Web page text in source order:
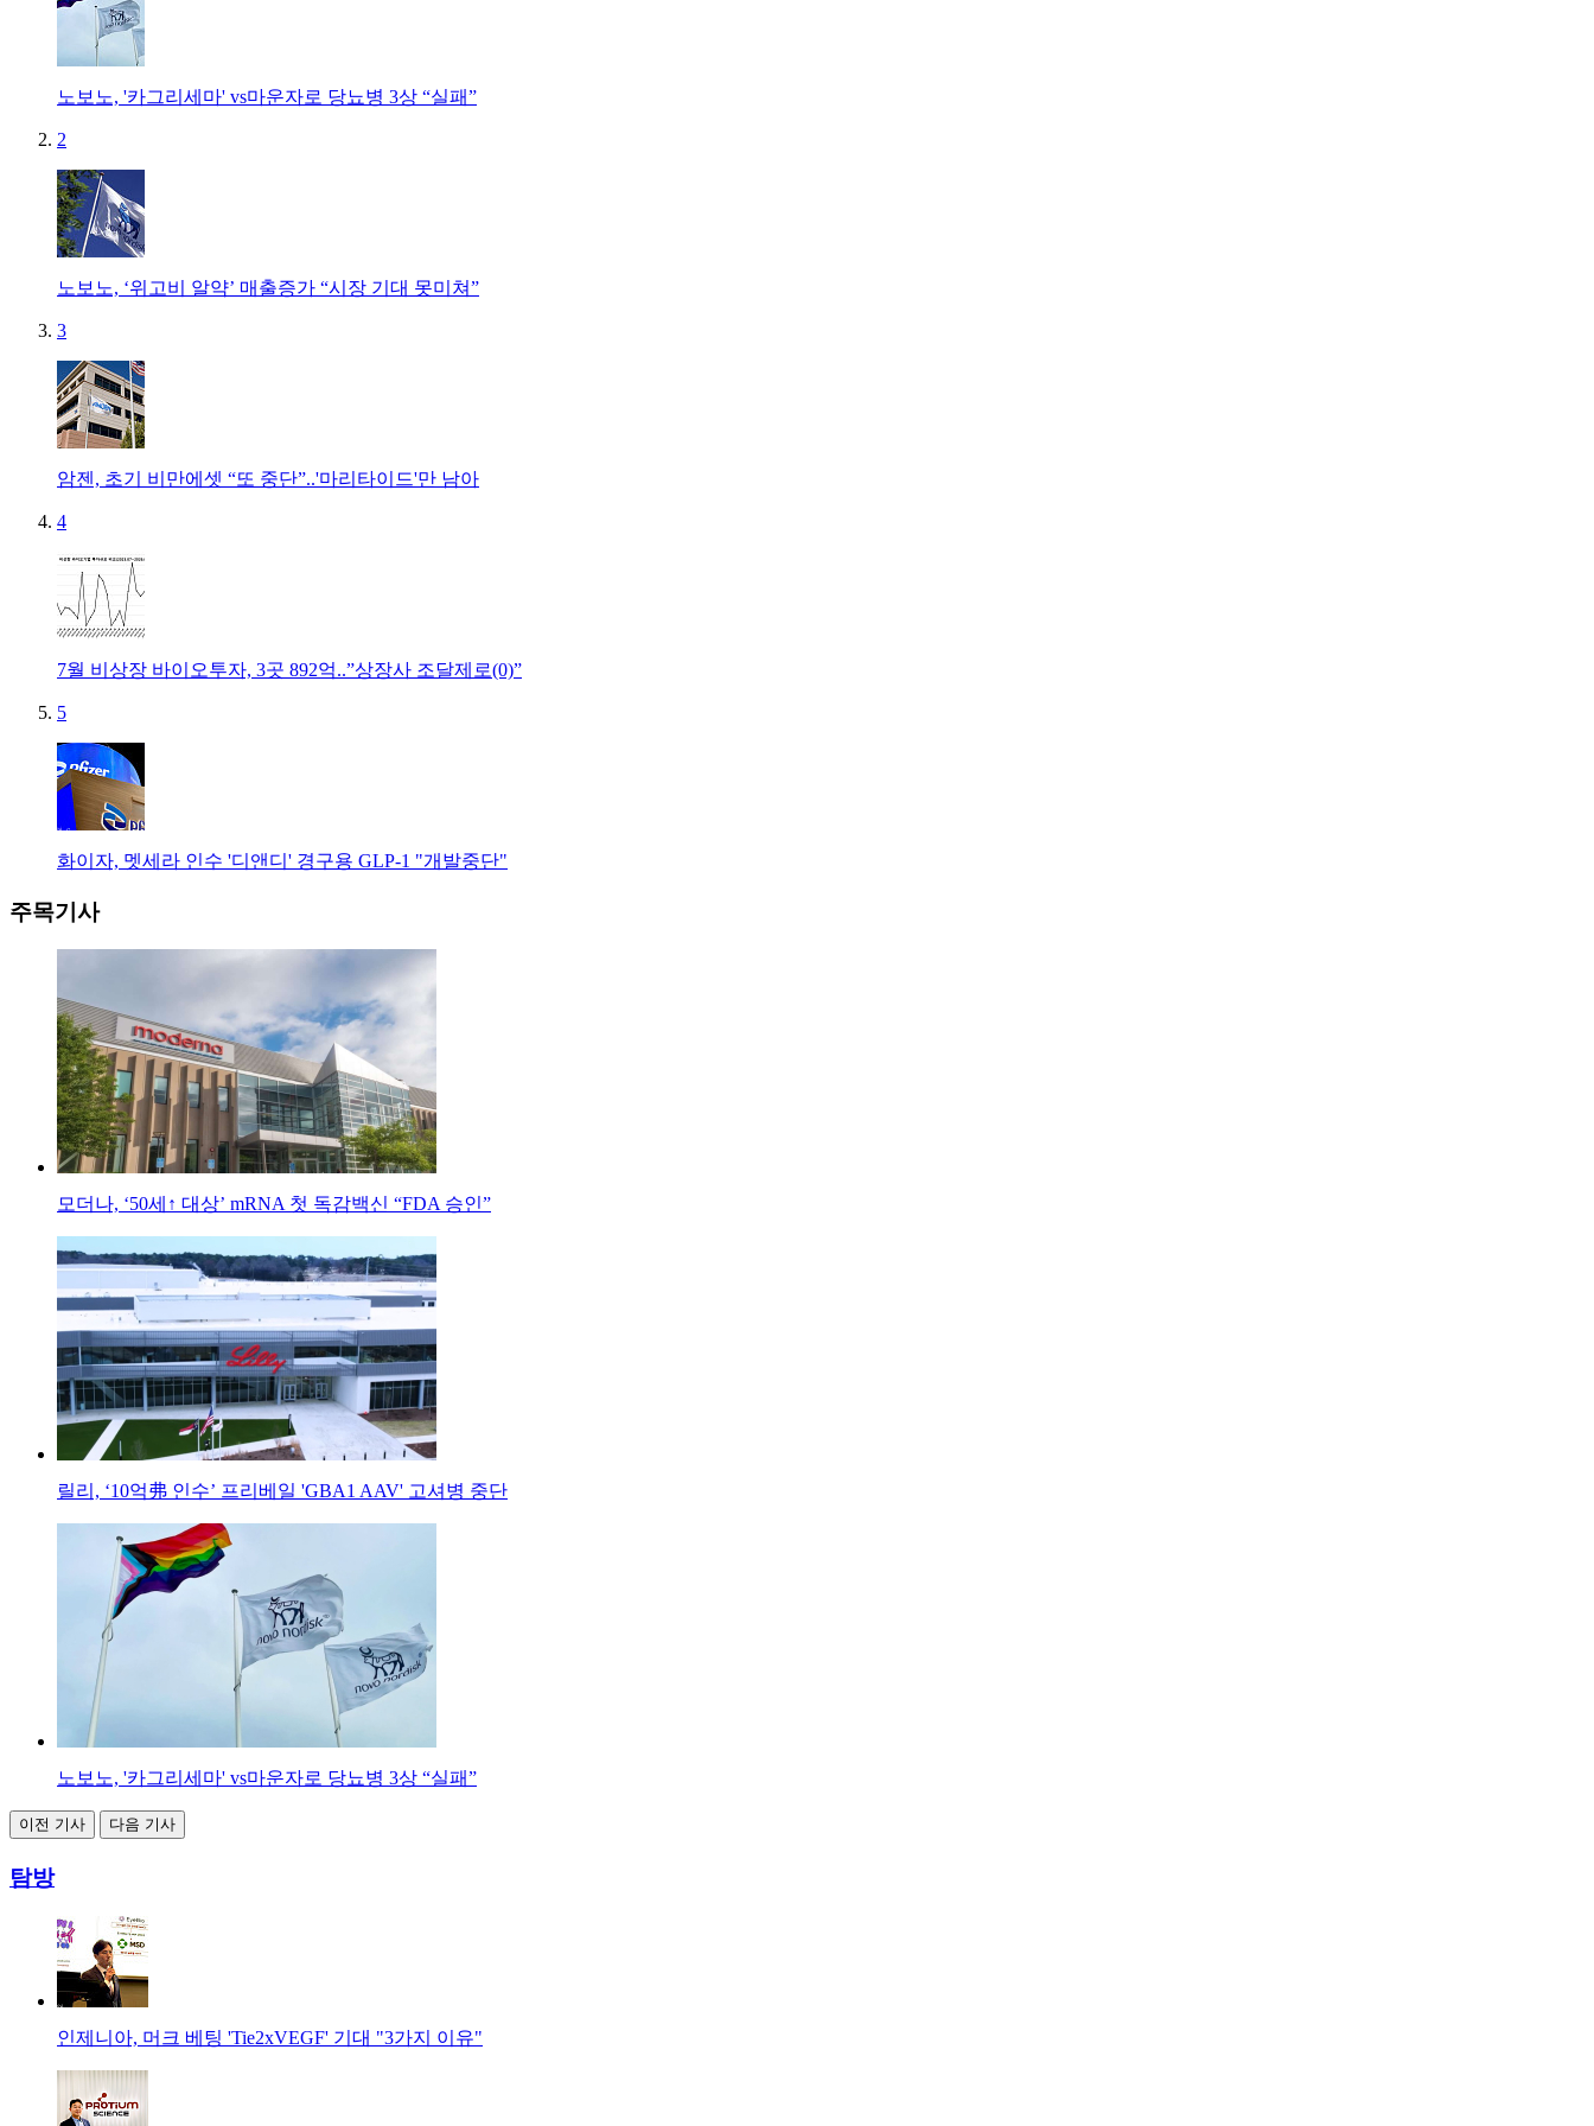
노보노, '카그리세마' vs마운자로 당뇨병 3상 “실패”
2
노보노, ‘위고비 알약’ 매출증가 “시장 기대 못미쳐”
3
암젠, 초기 비만에셋 “또 중단”..'마리타이드'만 남아
4
7월 비상장 바이오투자, 3곳 892억..”상장사 조달제로(0)”
5
화이자, 멧세라 인수 '디앤디' 경구용 GLP-1 "개발중단"
주목기사
모더나, ‘50세↑ 대상’ mRNA 첫 독감백신 “FDA 승인”
릴리, ‘10억弗 인수’ 프리베일 'GBA1 AAV' 고셔병 중단
노보노, '카그리세마' vs마운자로 당뇨병 3상 “실패”
이전 기사 다음 기사
탐방
인제니아, 머크 베팅 'Tie2xVEGF' 기대 "3가지 이유"